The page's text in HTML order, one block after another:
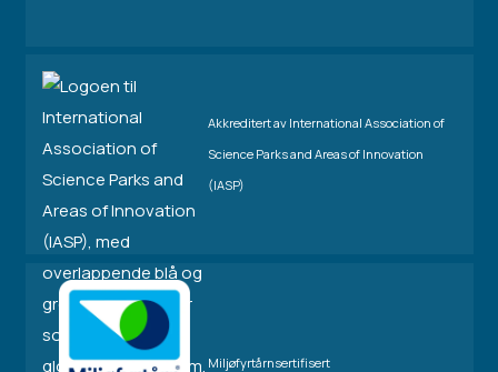
Akkreditert av International Association of
Science Parks and Areas of Innovation
(IASP)
Miljøfyrtårnsertifisert